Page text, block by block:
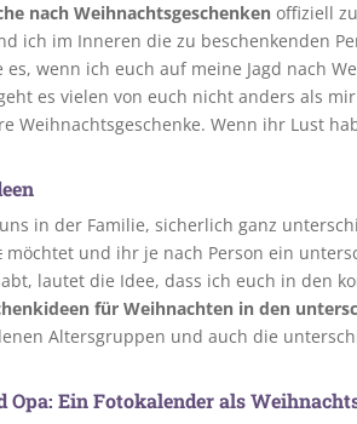
nach Weihnachtsgeschenken offiziell
ich im Inneren die zu beschenkenden
wenn ich euch auf meine Jagd nach
es vielen von euch nicht anders als
Weihnachtsgeschenke. Wenn ihr Lust
in der Familie, sicherlich ganz
möchtet und ihr je nach Person ein
lautet die Idee, dass ich euch in den
für Weihnachten in den
Altersgruppen und auch die
Opa: Ein Fotokalender als